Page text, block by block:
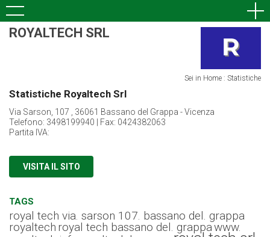
ROYALTECH SRL
Sei in Home : Statistiche
Statistiche Royaltech Srl
Via Sarson, 107 , 36061 Bassano del Grappa - Vicenza
Telefono: 3498199940 | Fax: 0424382063
Partita IVA:
VISITA IL SITO
TAGS
royal tech via. sarson 107. bassano del. grappa
royaltech royal tech bassano del. grappawww.